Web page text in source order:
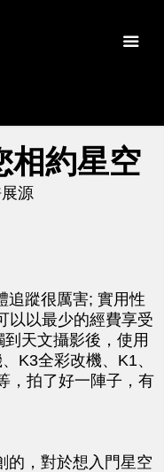
相約星空
源
追蹤很厲害; 實用性
以以最少的經費享受
天文攝影後，使用
K3全彩改機、K1、
，拍了好一陣子，有
的，對於想入門星空